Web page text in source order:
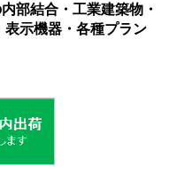
部結合・工業建築物・
表示機器・各種プラン